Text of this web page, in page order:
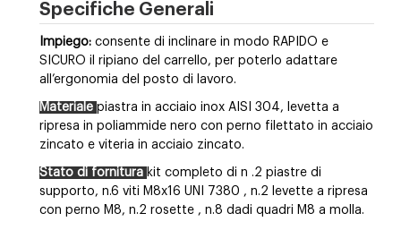
Specifiche Generali
Impiego: consente di inclinare in modo RAPIDO e
SICURO il ripiano del carrello, per poterlo adattare
all’ergonomia del posto di lavoro.
Materiale piastra in acciaio inox AISI 304, levetta a
ripresa in poliammide nero con perno filettato in acciaio
zincato e viteria in acciaio zincato.
Stato di fornitura kit completo di n .2 piastre di
supporto, n.6 viti M8x16 UNI 7380 , n.2 levette a ripresa
con perno M8, n.2 rosette , n.8 dadi quadri M8 a molla.